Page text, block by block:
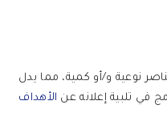
نوعية و/أو كمية، مما يدل
في تلبية إعلانه عن الأهداف